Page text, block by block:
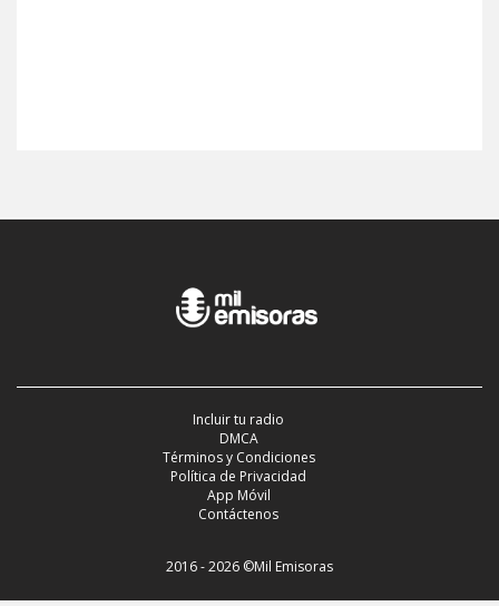
Incluir tu radio
DMCA
Términos y Condiciones
Política de Privacidad
App Móvil
Contáctenos
2016 - 2026 ©Mil Emisoras